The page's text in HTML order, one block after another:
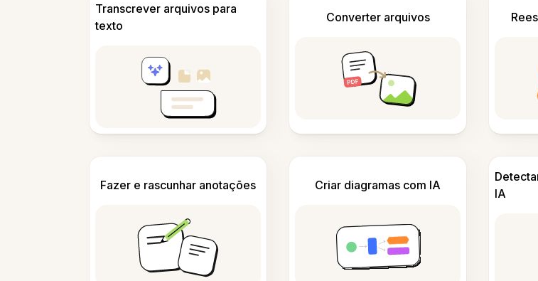
Transcrever arquivos para
texto
Converter arquivos
Fazer e rascunhar anotações Criar diagramas com IA
IA